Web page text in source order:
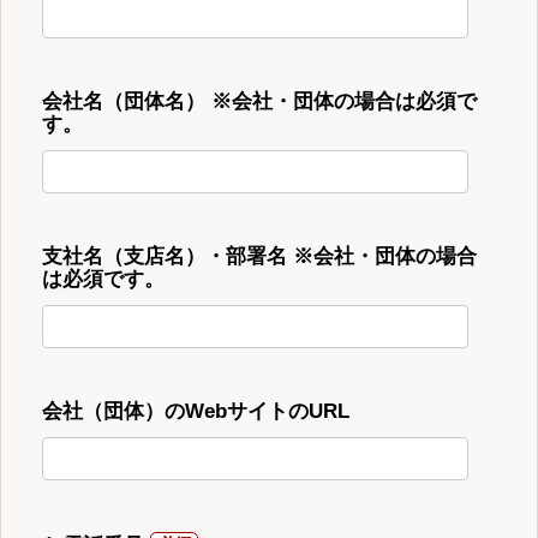
会社名（団体名） ※会社・団体の場合は必須で
す。
支社名（支店名）・部署名 ※会社・団体の場合
は必須です。
会社（団体）のWebサイトのURL